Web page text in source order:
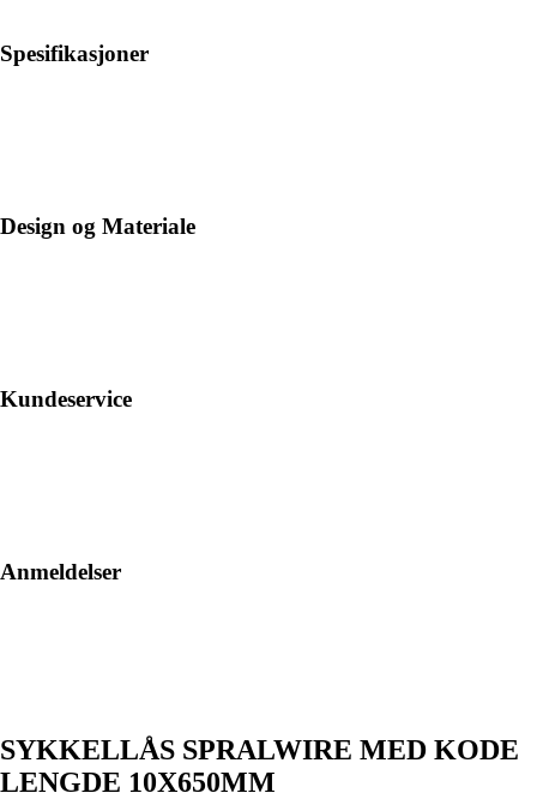
Spesifikasjoner
Design og Materiale
Kundeservice
Anmeldelser
SYKKELLÅS SPRALWIRE MED KODE
LENGDE 10X650MM